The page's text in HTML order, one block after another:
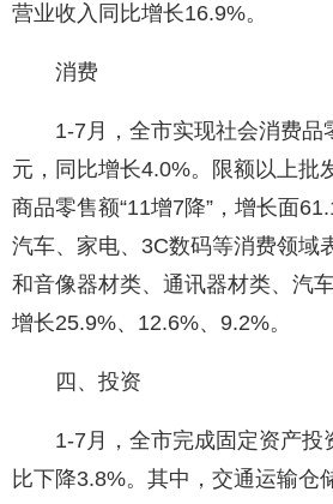
营业收入同比增长16.9%。
消费
1-7月，全市实现社会消费品
元，同比增长4.0%。限额以上批
商品零售额“11增7降”，增长面
汽车、家电、3C数码等消费领域
和音像器材类、通讯器材类、汽
增长25.9%、12.6%、9.2%。
四、投资
1-7月，全市完成固定资产投
比下降3.8%。其中，交通运输仓